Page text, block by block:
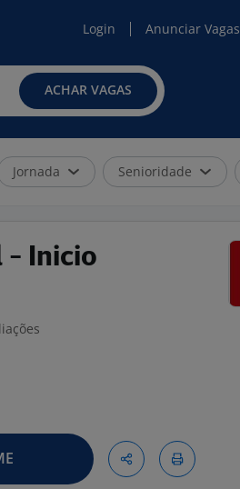
Login Anunciar Vagas
ACHAR VAGAS
Jornada Senioridade
- Inicio